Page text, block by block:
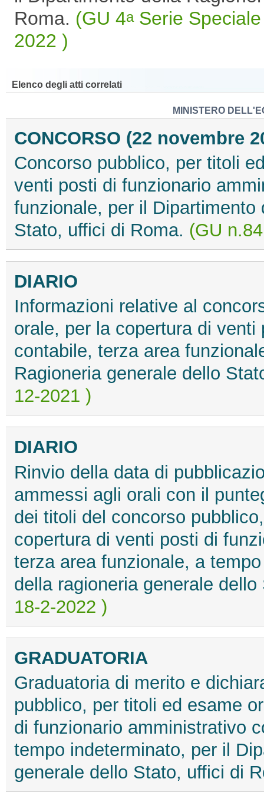
Roma. (GU 4aSerie
2022 )
Elenco degli atti correlati
MINISTERO
CONCORSO (22 novembre
Concorso pubblico, per titoli
venti posti di funzionario
funzionale, per il
Stato, uffici di Roma. (GU
DIARIO
Informazioni relative al
orale, per la copertura di
contabile, terza area
Ragioneria generale dello
12-2021 )
DIARIO
Rinvio della data di
ammessi agli orali con il
dei titoli del concorso
copertura di venti posti di
terza area funzionale, a
della ragioneria generale
18-2-2022 )
GRADUATORIA
Graduatoria di merito e
pubblico, per titoli ed esame
di funzionario amministrativo
tempo indeterminato, per il
generale dello Stato, uffici di